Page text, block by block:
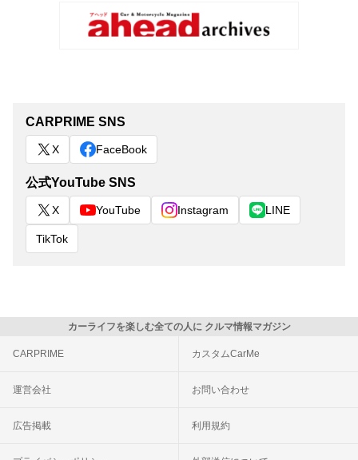
CARPRIME SNS
X FaceBook
公式YouTube SNS
X YouTube Instagram LINE
TikTok
カーライフを楽しむ全ての人に クルマ情報マガジン
CARPRIME カスタムCarMe
運営会社 お問い合わせ
広告掲載 利用規約